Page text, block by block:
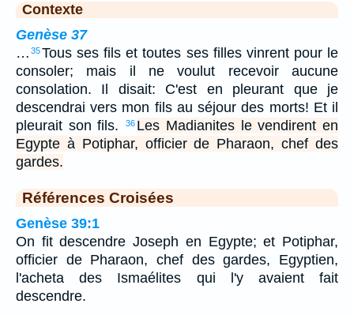
Contexte
Genèse 37
… 35Tous ses fils et toutes ses filles vinrent pour le
consoler; mais il ne voulut recevoir aucune
consolation. Il disait: C'est en pleurant que je
descendrai vers mon fils au séjour des morts! Et il
pleurait son fils.
36 Les Madianites le vendirent en
Egypte à Potiphar, officier de Pharaon, chef des
gardes.
Références Croisées
Genèse 39:1
On fit descendre Joseph en Egypte; et Potiphar,
officier de Pharaon, chef des gardes, Egyptien,
l'acheta des Ismaélites qui l'y avaient fait
descendre.